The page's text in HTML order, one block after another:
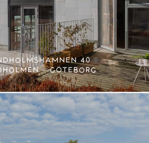
40
– GÖTEBORG